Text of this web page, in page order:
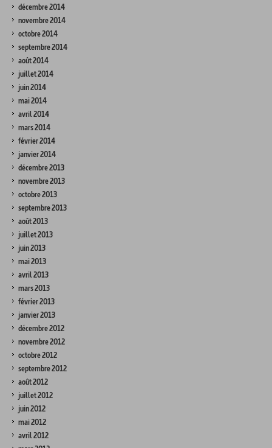
décembre 2014
novembre 2014
octobre 2014
septembre 2014
août 2014
juillet 2014
juin 2014
mai 2014
avril 2014
mars 2014
février 2014
janvier 2014
décembre 2013
novembre 2013
octobre 2013
septembre 2013
août 2013
juillet 2013
juin 2013
mai 2013
avril 2013
mars 2013
février 2013
janvier 2013
décembre 2012
novembre 2012
octobre 2012
septembre 2012
août 2012
juillet 2012
juin 2012
mai 2012
avril 2012